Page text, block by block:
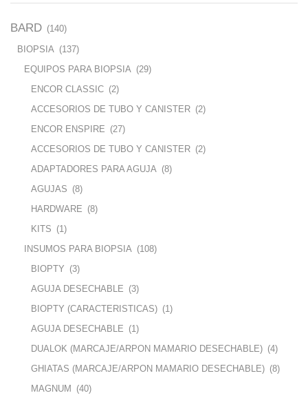
BARD (140)
BIOPSIA (137)
EQUIPOS PARA BIOPSIA (29)
ENCOR CLASSIC (2)
ACCESORIOS DE TUBO Y CANISTER (2)
ENCOR ENSPIRE (27)
ACCESORIOS DE TUBO Y CANISTER (2)
ADAPTADORES PARA AGUJA (8)
AGUJAS (8)
HARDWARE (8)
KITS (1)
INSUMOS PARA BIOPSIA (108)
BIOPTY (3)
AGUJA DESECHABLE (3)
BIOPTY (CARACTERISTICAS) (1)
AGUJA DESECHABLE (1)
DUALOK (MARCAJE/ARPON MAMARIO DESECHABLE) (4)
GHIATAS (MARCAJE/ARPON MAMARIO DESECHABLE) (8)
MAGNUM (40)